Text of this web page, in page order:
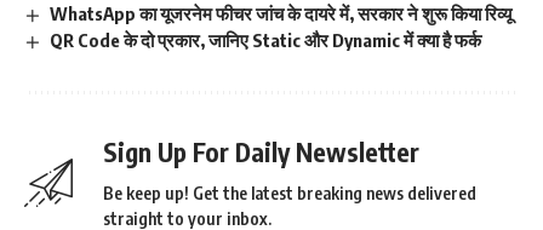
WhatsApp का यूजरनेम फीचर जांच के दायरे में, सरकार ने शुरू किया रिव्यू
QR Code के दो प्रकार, जानिए Static और Dynamic में क्या है फर्क
Sign Up For Daily Newsletter
Be keep up! Get the latest breaking news delivered
straight to your inbox.